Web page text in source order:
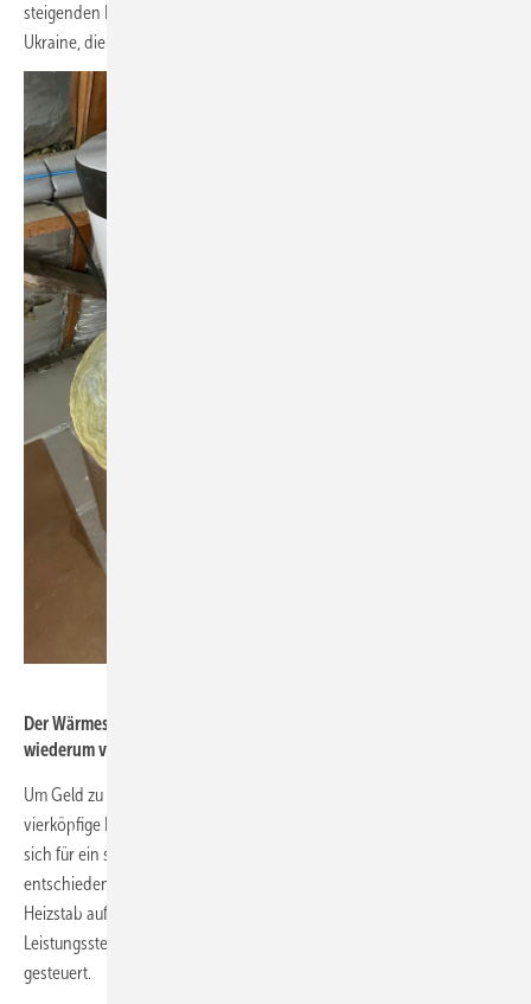
steigenden Energiekosten aufgrund des russischen Überfalls auf die
Ukraine, die auch an den Belgiern nicht vorbeigegangen sind.
Der Wärmespeicher wird mit einem Heizstab erwärmt, der
wiederum von einem AC Thor gesteuert wird.
Um Geld zu sparen hat der Hauseigentümer für sich und seine
vierköpfige Familie nach einer Alternative gesucht. Am Ende hat er
sich für ein solarelektrisches Heiz- und Warmwassersystem
entschieden. Ein 200 Liter Warmwasserspeicher wird direkt von eine
Heizstab aufgeladen. Dieser Heizstab wiederum wird von einem
Leistungssteller AC Thor des österreichischen Herstellers My PV
gesteuert.